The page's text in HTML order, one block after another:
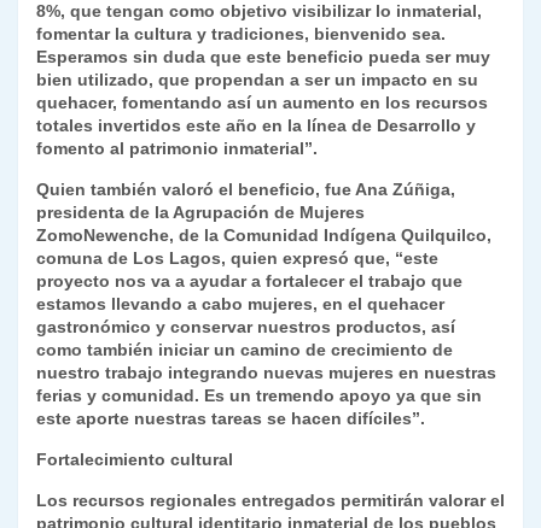
8%, que tengan como objetivo visibilizar lo inmaterial,
fomentar la cultura y tradiciones, bienvenido sea.
Esperamos sin duda que este beneficio pueda ser muy
bien utilizado, que propendan a ser un impacto en su
quehacer, fomentando así un aumento en los recursos
totales invertidos este año en la línea de Desarrollo y
fomento al patrimonio inmaterial”.
Quien también valoró el beneficio, fue Ana Zúñiga,
presidenta de la Agrupación de Mujeres
ZomoNewenche, de la Comunidad Indígena Quilquilco,
comuna de Los Lagos, quien expresó que, “este
proyecto nos va a ayudar a fortalecer el trabajo que
estamos llevando a cabo mujeres, en el quehacer
gastronómico y conservar nuestros productos, así
como también iniciar un camino de crecimiento de
nuestro trabajo integrando nuevas mujeres en nuestras
ferias y comunidad. Es un tremendo apoyo ya que sin
este aporte nuestras tareas se hacen difíciles”.
Fortalecimiento cultural
Los recursos regionales entregados permitirán valorar el
patrimonio cultural identitario inmaterial de los pueblos